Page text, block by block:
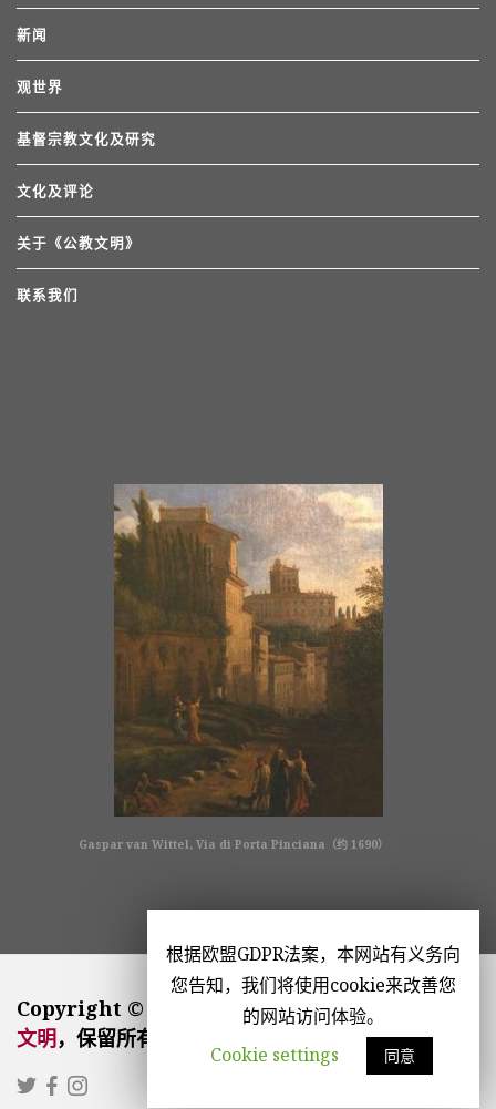
新闻
观世界
基督宗教文化及研究
文化及评论
关于《公教文明》
联系我们
Gaspar van Wittel, Via di Porta Pinciana（约 1690）
Copyright © 2026
La Civiltà Cattolica | 公教
文明，保留所有版权。
根据欧盟GDPR法案，本网站有义务向
您告知，我们将使用cookie来改善您
的网站访问体验。
Cookie settings
同意